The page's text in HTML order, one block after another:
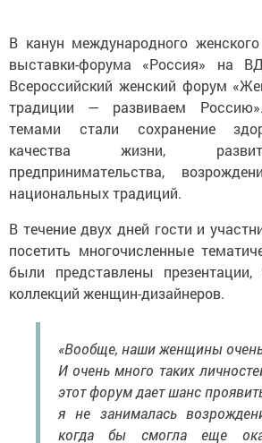
В канун международного
выставки-форума «Россия» на
Всероссийский женский форум
традиции — развиваем
темами стали сохранение
качества жизни,
предпринимательства,
национальных традиций.
В течение двух дней гости и
посетить многочисленные
были представлены
коллекций женщин-дизайнеров.
«Вообще, наши женщины
И очень много таких
этот форум дает шанс
я не занималась
когда бы смогла еще